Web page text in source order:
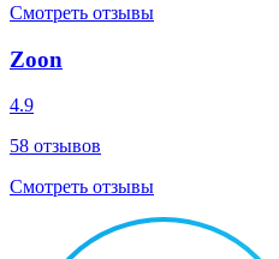
Смотреть отзывы
Zoon
4.9
58 отзывов
Смотреть отзывы